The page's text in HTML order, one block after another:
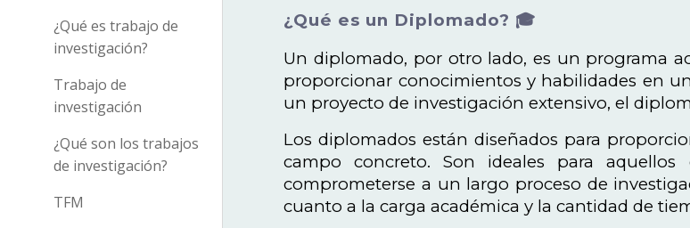
¿Qué es trabajo de
investigación?
Trabajo de
investigación
¿Qué son los trabajos
de investigación?
TFM
¿Qué es un Diplomado? 🎓
Un diplomado, por otro lado, es un programa
proporcionar conocimientos y habilidades en
un proyecto de investigación extensivo, el
Los diplomados están diseñados para
campo concreto. Son ideales para
comprometerse a un largo proceso de
cuanto a la carga académica y la cantidad de